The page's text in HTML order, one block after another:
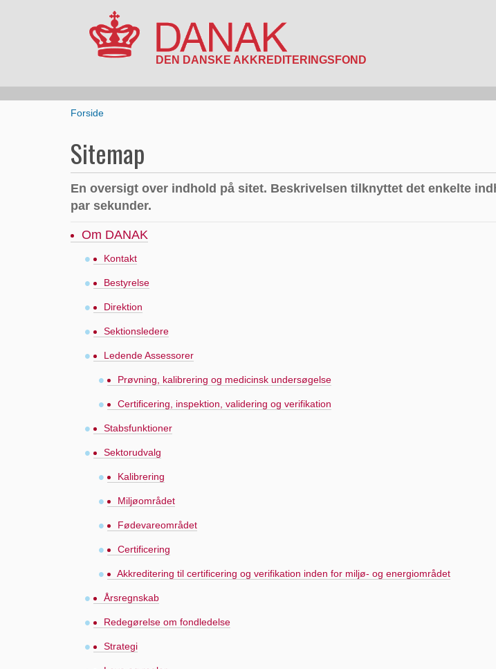
D
r
h
r
Forside
Sitemap
En oversigt over indhold på sitet. Beskrivelsen tilknyttet det enkelte
par sekunder.
Om DANAK
Kontakt
Bestyrelse
Direktion
Sektionsledere
Ledende Assessorer
Prøvning, kalibrering og medicinsk undersøgelse
Certificering, inspektion, validering og verifikation
Stabsfunktioner
Sektorudvalg
Kalibrering
Miljøområdet
Fødevareområdet
Certificering
Akkreditering til certificering og verifikation inden for miljø- og energiområdet
Årsregnskab
Redegørelse om fondledelse
Strategi